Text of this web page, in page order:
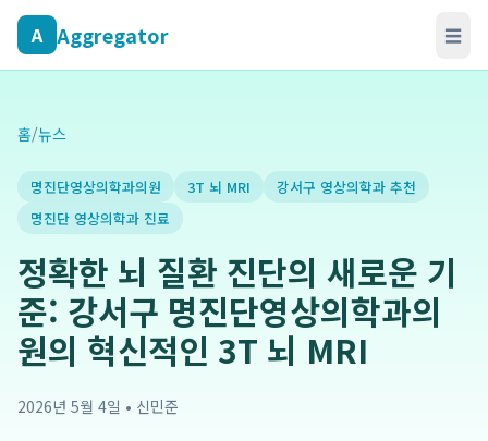
A Aggregator ☰
홈/뉴스
명진단영상의학과의원 3T 뇌 MRI
강서구 영상의학과 추천
명진단 영상의학과 진료
정확한 뇌 질환 진단의 새로운 기
준: 강서구 명진단영상의학과의
원의 혁신적인 3T 뇌 MRI
2026년 5월 4일 • 신민준